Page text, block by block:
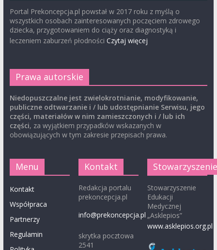
Portal Prekoncepcja.pl powstał w 2017 roku z myślą o
wszystkich osobach zainteresowanych poczęciem zdrowego
dziecka, przygotowaniem do ciąży oraz diagnostyką i
leczeniem zaburzeń płodności Czytaj więcej
Prawa autorskie
Niedopuszczalne jest zwielokrotnianie, modyfikowanie,
publiczne odtwarzanie i / lub udostępnianie Serwisu, jego
części, materiałów w nim zamieszczonych i / lub ich
części, za wyjątkiem przypadków wskazanych w
obowiązujących w tym zakresie przepisach prawa.
Menu
Kontakt
Współpraca
Partnerzy
Regulamin
Kontakt
Redakcja portalu
prekoncepcja.pl
info@prekoncepcja.pl
skrytka pocztowa
2541
Stowarzyszenie
Edukacji
Medycznej
„Asklepios”
www.asklepios.org.pl